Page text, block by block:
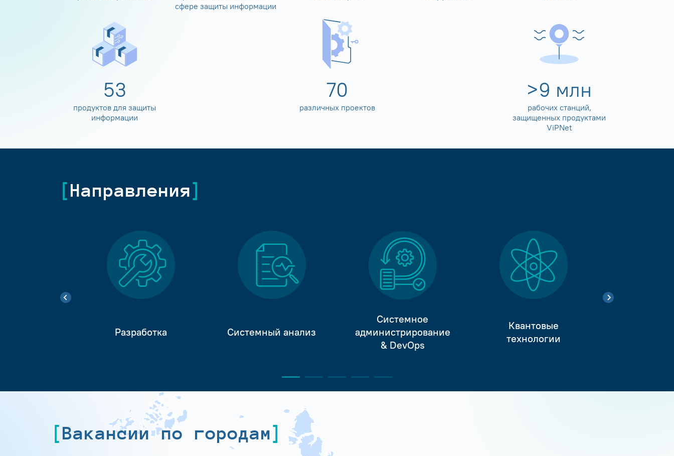
сфере защиты информации
60
продуктов для защиты
информации
80
различных проектов
>10 млн
рабочих станций,
защищенных продуктами
ViPNet
Направления
Разработка Системный анализ
Системное
администрирование
& DevOps
Квантовые
технологии
Вакансии по городам